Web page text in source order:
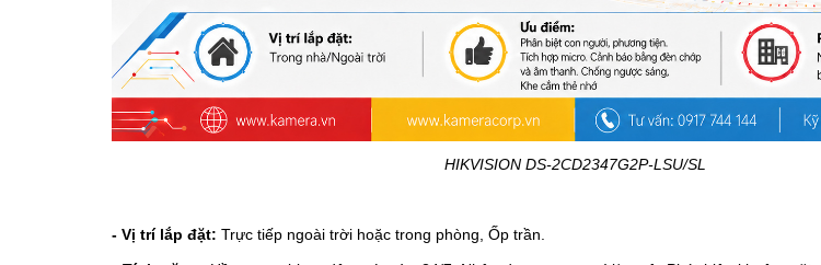
HIKVISION DS-2CD2347G2P-LSU/SL
- Vị trí lắp đặt: Trực tiếp ngoài trời hoặc trong phòng, Ốp trần.